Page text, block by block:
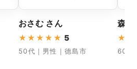
おさむ さん
★ ★ ★ ★ ★ 5
50代｜男性｜徳島市
森
★
60代